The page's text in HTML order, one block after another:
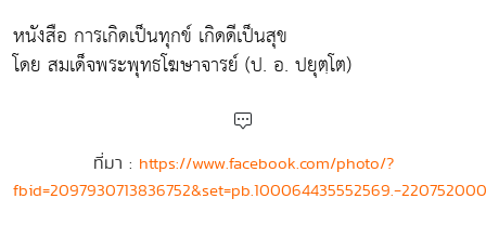
หนังสือ การเกิดเป็นทุกข์ เกิดดีเป็นสุข
โดย สมเด็จพระพุทธโฆษาจารย์ (ป. อ. ปยุตฺโต)
ที่มา : https://www.facebook.com/photo/?
fbid=2097930713836752&set=pb.100064435552569.-